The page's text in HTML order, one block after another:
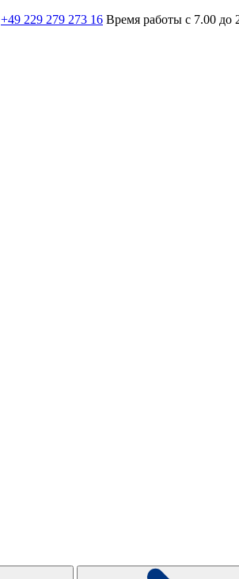
+49 229 279 273 16 Время работы с 7.00 до